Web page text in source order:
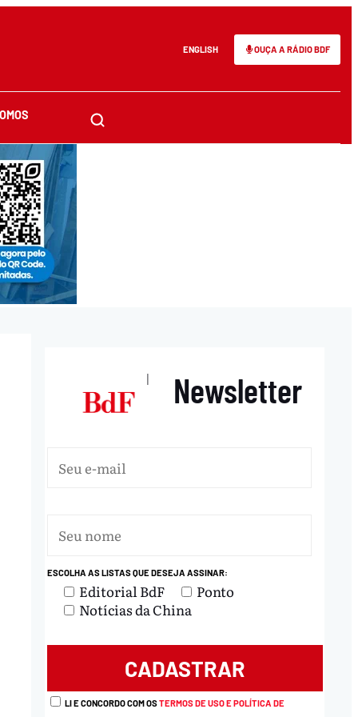
ENGLISH OUÇA A RÁDIO BDF
| Newsletter
ESCOLHA AS LISTAS QUE DESEJA ASSINAR:
Editorial BdF
Ponto
Notícias da China
LI E CONCORDO COM OSTERMOS DE USO E POLÍTICA DE